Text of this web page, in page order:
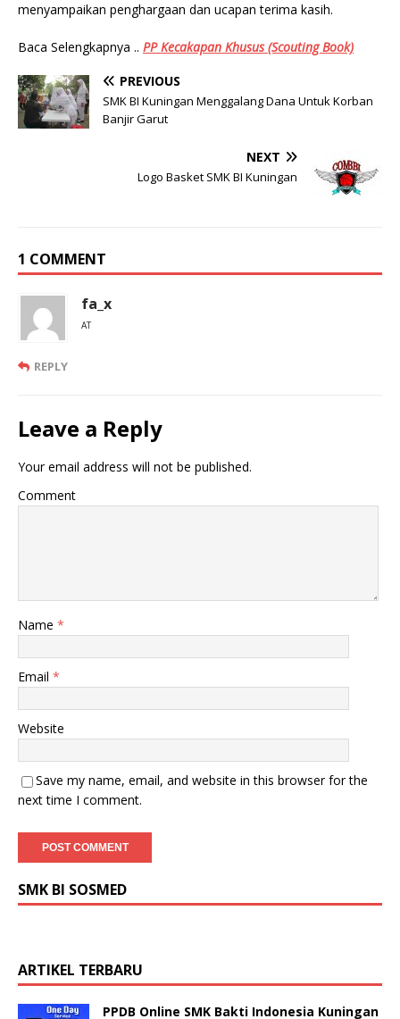
menyampaikan penghargaan dan ucapan terima kasih.
Baca Selengkapnya .. PP Kecakapan Khusus (Scouting Book)
PREVIOUS
SMK BI Kuningan Menggalang Dana Untuk Korban
Banjir Garut
NEXT
Logo Basket SMK BI Kuningan
1 COMMENT
fa_x
AT
REPLY
Leave a Reply
Your email address will not be published.
Comment
Name *
Email *
Website
Save my name, email, and website in this browser for the
next time I comment.
SMK BI SOSMED
ARTIKEL TERBARU
PPDB Online SMK Bakti Indonesia Kuningan